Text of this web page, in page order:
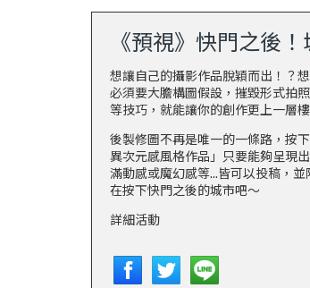
《預視》快門之後
想讓自己的攝影作品脫穎而出！？
必須要大膽構圖假設，摧毀形式拍
等技巧，就能讓你的創作更上一層
後製修圖不再是唯一的一條路，按
異次元感風格作品」只要能夠呈現
滿動感或魔幻感等…皆可以投稿，
在按下快門之後的城市吧～
詳細活動